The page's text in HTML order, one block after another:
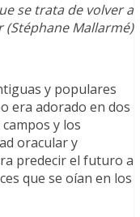
se trata de volver a
(Stéphane Mallarmé)
y populares
era adorado en dos
y los
oracular y
predecir el futuro a
que se oían en los